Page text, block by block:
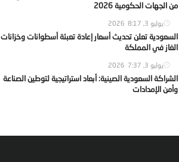
من الجهات الحكومية 2026
يوليو 3, 2026 8:17
السعودية تعلن تحديث أسعار إعادة تعبئة أسطوانات وخزانات
الغاز في المملكة
يوليو 3, 2026 7:37
الشراكة السعودية الصينية: أبعاد استراتيجية لتوطين الصناعة
وأمن الإمدادات